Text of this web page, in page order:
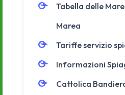
Tabella delle
Marea
Tariffe servizio
Informazioni
Cattolica